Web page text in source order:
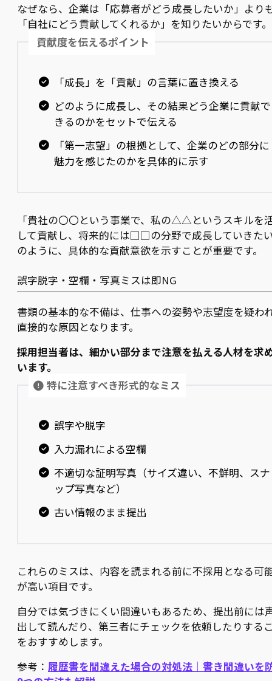
なぜなら、企業は「応募者がどう成長したいか」より
「自社にどう貢献してくれるか」を知りたいからです。
貢献度を伝えるポイント
「成長」を「貢献」の言葉に置き換える
どのように成長し、その結果どう企業に貢献で
きるのかをセットで伝える
「第一志望」の根拠として、企業のどの部分に
魅力を感じたのかを具体的に示す
「貴社の〇〇という事業で、私の△△というスキルを
して貢献し、将来的には□□の分野で成長していきた
のように、具体的な貢献意欲を示すことが重要です。
誤字脱字・空欄・写真ミスは即NG
書類の基本的な不備は、仕事への姿勢や志望度を疑わ
直接的な原因となります。
採用担当者は、細かい部分まで注意を払える人材を求
います。
特に注意すべき形式的なミス
誤字や脱字
入力漏れによる空欄
不適切な証明写真（サイズ違い、不鮮明、スナ
ップ写真など）
古い情報のまま提出
これらのミスは、内容を読まれる前に不採用となる可
が高い項目です。
自分では気づきにくい間違いもあるため、提出前には
出して読んだり、第三者にチェックを依頼したりする
をおすすめします。
参考： 履歴書を間違えた場合の対処法｜書き間違いを